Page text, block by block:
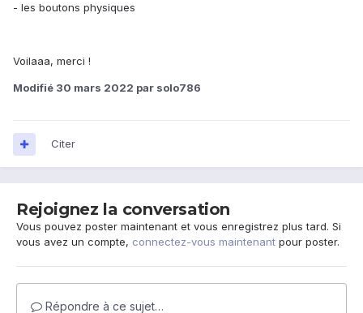
- les boutons physiques
Voilaaa, merci !
Modifié 30 mars 2022 par solo786
Citer
Rejoignez la conversation
Vous pouvez poster maintenant et vous enregistrez plus tard. Si
vous avez un compte, connectez-vous maintenant pour poster.
Répondre à ce sujet…